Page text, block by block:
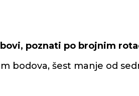
poznati po brojnim
bodova, šest manje od